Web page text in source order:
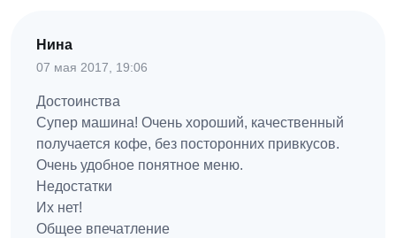
Нина
07 мая 2017, 19:06
Достоинства
Супер машина! Очень хороший, качественный
получается кофе, без посторонних привкусов.
Очень удобное понятное меню.
Недостатки
Их нет!
Общее впечатление